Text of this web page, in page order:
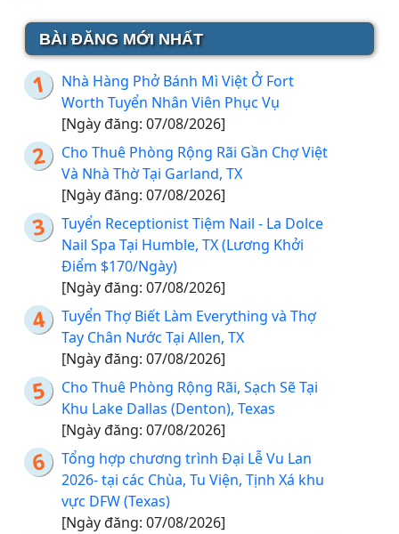
BÀI ĐĂNG MỚI NHẤT
Nhà Hàng Phở Bánh Mì Việt Ở Fort
Worth Tuyển Nhân Viên Phục Vụ
[Ngày đăng: 07/08/2026]
Cho Thuê Phòng Rộng Rãi Gần Chợ Việt
Và Nhà Thờ Tại Garland, TX
[Ngày đăng: 07/08/2026]
Tuyển Receptionist Tiệm Nail - La Dolce
Nail Spa Tại Humble, TX (Lương Khởi
Điểm $170/Ngày)
[Ngày đăng: 07/08/2026]
Tuyển Thợ Biết Làm Everything và Thợ
Tay Chân Nước Tại Allen, TX
[Ngày đăng: 07/08/2026]
Cho Thuê Phòng Rộng Rãi, Sạch Sẽ Tại
Khu Lake Dallas (Denton), Texas
[Ngày đăng: 07/08/2026]
Tổng hợp chương trình Đại Lễ Vu Lan
2026- tại các Chùa, Tu Viện, Tịnh Xá khu
vực DFW (Texas)
[Ngày đăng: 07/08/2026]